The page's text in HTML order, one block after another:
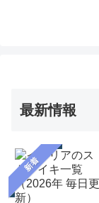
最新情報
新着